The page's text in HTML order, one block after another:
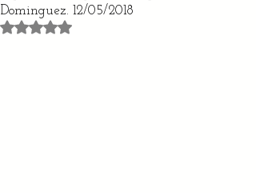
Dominguez. 12/05/2018
Obtuvo NaN de 5 estrellas.